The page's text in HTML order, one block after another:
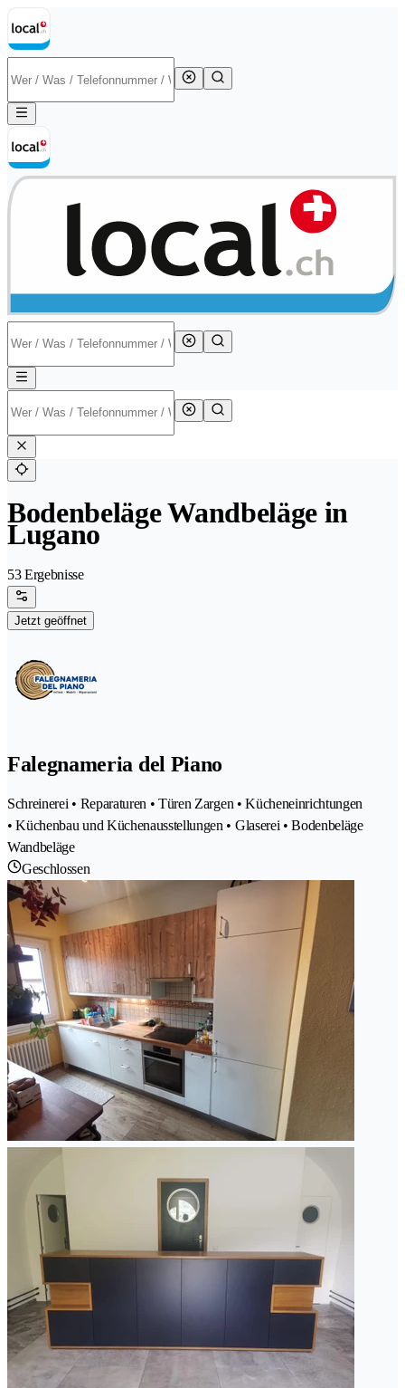
Bodenbeläge Wandbeläge in
Lugano
53 Ergebnisse
Jetzt geöffnet
Falegnameria del Piano
Schreinerei • Reparaturen • Türen Zargen • Kücheneinrichtungen
• Küchenbau und Küchenausstellungen • Glaserei • Bodenbeläge
Wandbeläge
Geschlossen